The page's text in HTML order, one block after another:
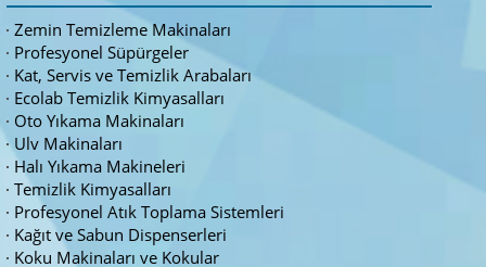
Zemin Temizleme Makinaları
Profesyonel Süpürgeler
Kat, Servis ve Temizlik Arabaları
Ecolab Temizlik Kimyasalları
Oto Yıkama Makinaları
Ulv Makinaları
Halı Yıkama Makineleri
Temizlik Kimyasalları
Profesyonel Atık Toplama Sistemleri
Kağıt ve Sabun Dispenserleri
Koku Makinaları ve Kokular